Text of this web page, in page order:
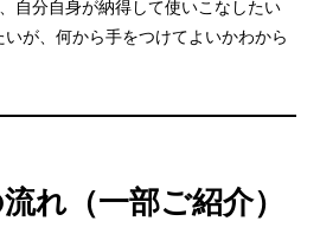
自分自身が納得して使いこなしたい
が、何から手をつけてよいかわから
れ（一部ご紹介）
リスタート・プログラム」を始め